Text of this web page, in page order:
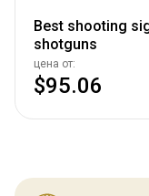
Best shooting
shotguns
цена от:
$95.06